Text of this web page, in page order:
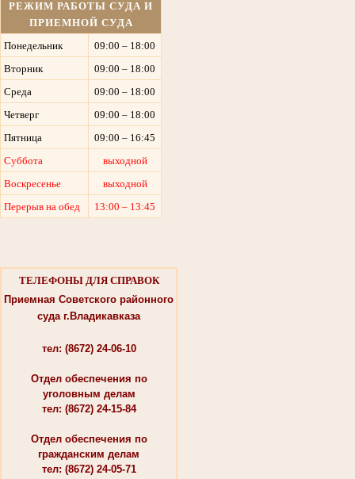
РЕЖИМ РАБОТЫ СУДА И
ПРИЕМНОЙ СУДА
Понедельник
09:00 – 18:00
Вторник
09:00 – 18:00
Среда
09:00 – 18:00
Четверг
09:00 – 18:00
Пятница
09:00 – 16:45
Суббота
выходной
Воскресенье
выходной
Перерыв на обед
13:00 – 13:45
ТЕЛЕФОНЫ ДЛЯ СПРАВОК
Приемная Советского районного
суда г.Владикавказа
тел: (8672) 24-06-10
Отдел обеспечения по
уголовным делам
тел: (8672) 24-15-84
Отдел обеспечения по
гражданским делам
тел: (8672) 24-05-71